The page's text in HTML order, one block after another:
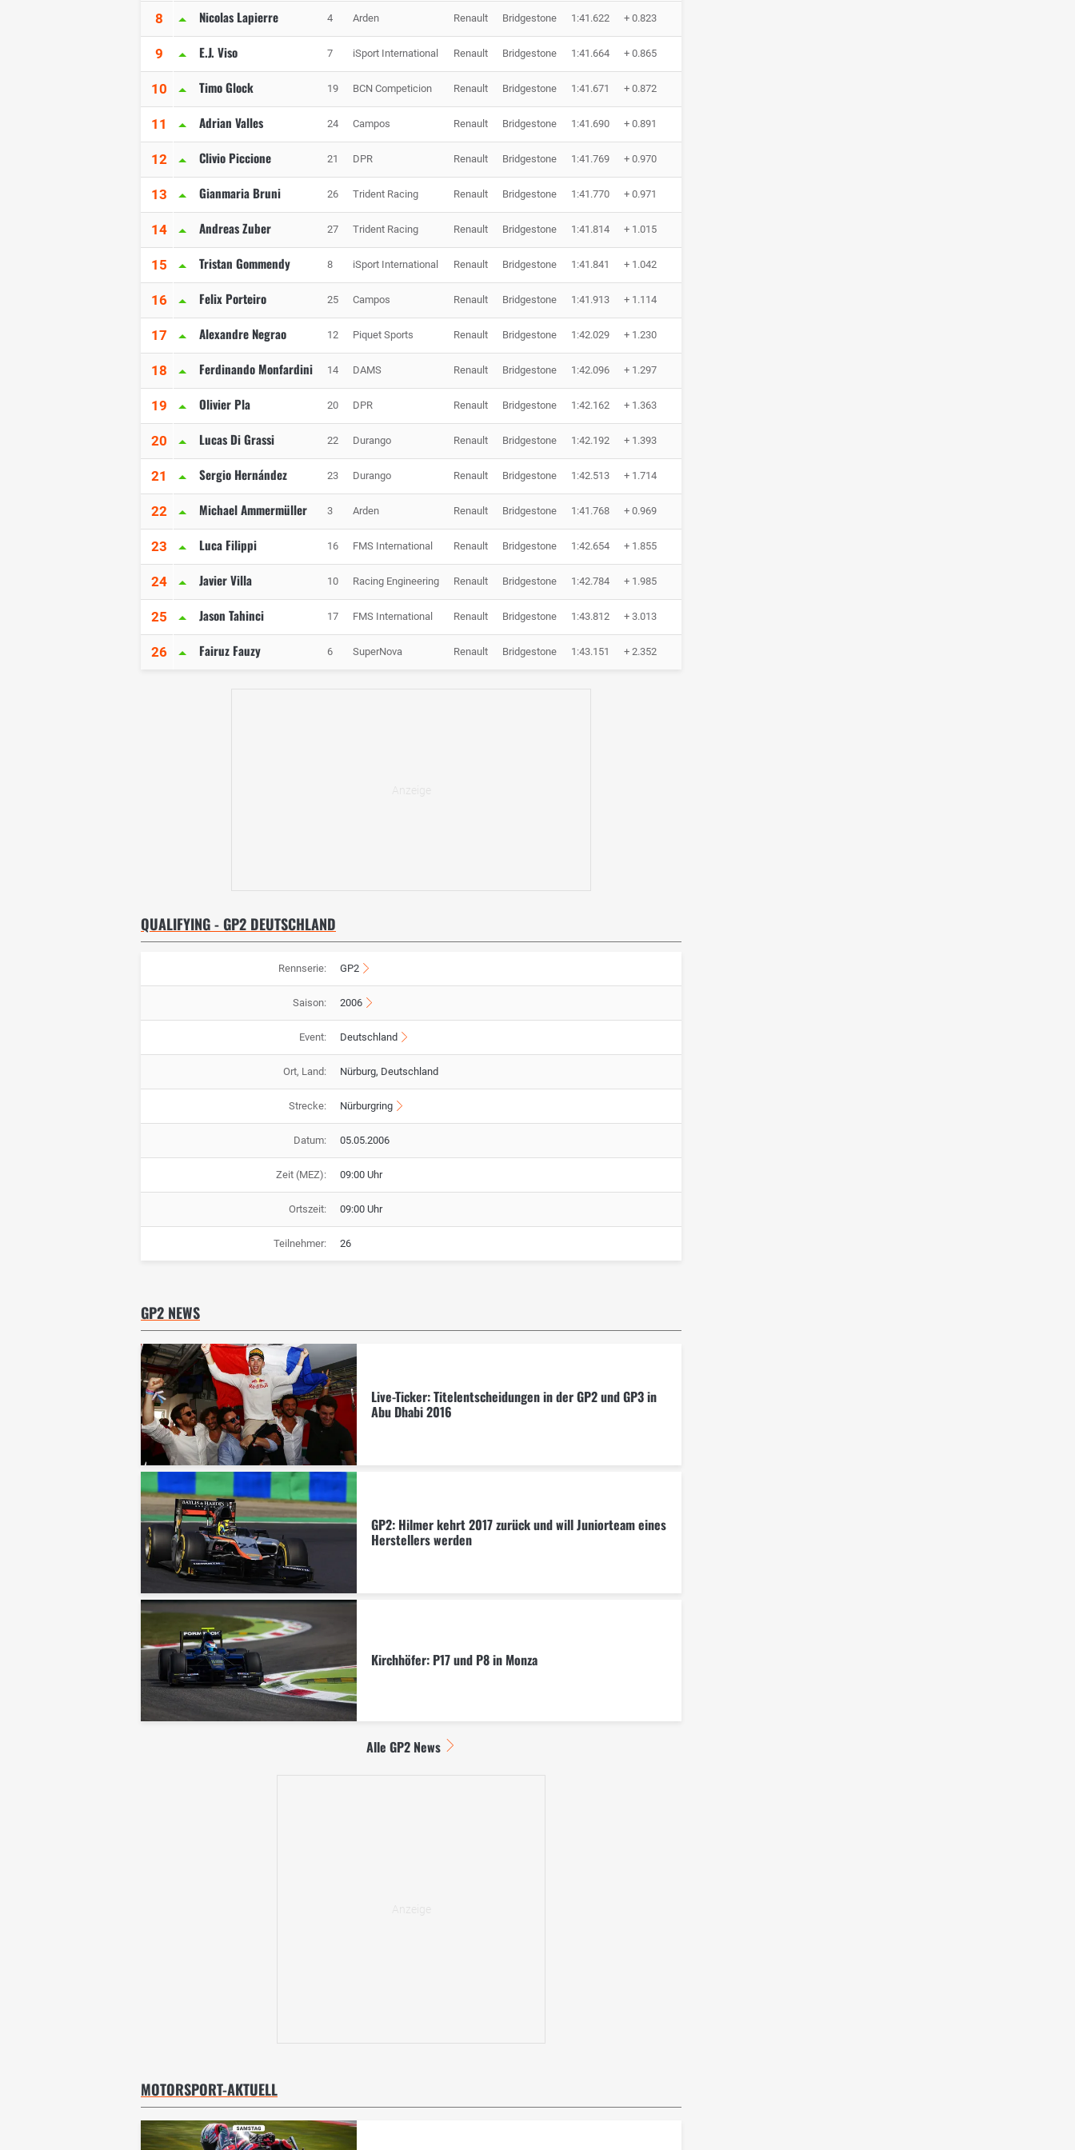
8 Nicolas Lapierre 4 Arden Renault Bridgestone 1:41.622 + 0.823
9 E.J. Viso 7 iSport International Renault Bridgestone 1:41.664 + 0.865
10 Timo Glock 19 BCN Competicion Renault Bridgestone 1:41.671 + 0.872
11 Adrian Valles 24 Campos Renault Bridgestone 1:41.690 + 0.891
12 Clivio Piccione 21 DPR Renault Bridgestone 1:41.769 + 0.970
13 Gianmaria Bruni 26 Trident Racing Renault Bridgestone 1:41.770 + 0.971
14 Andreas Zuber 27 Trident Racing Renault Bridgestone 1:41.814 + 1.015
15 Tristan Gommendy 8 iSport International Renault Bridgestone 1:41.841 + 1.042
16 Felix Porteiro 25 Campos Renault Bridgestone 1:41.913 + 1.114
17 Alexandre Negrao 12 Piquet Sports Renault Bridgestone 1:42.029 + 1.230
18 Ferdinando Monfardini 14 DAMS Renault Bridgestone 1:42.096 + 1.297
19 Olivier Pla 20 DPR Renault Bridgestone 1:42.162 + 1.363
20 Lucas Di Grassi 22 Durango Renault Bridgestone 1:42.192 + 1.393
21 Sergio Hernández 23 Durango Renault Bridgestone 1:42.513 + 1.714
22 Michael Ammermüller 3 Arden Renault Bridgestone 1:41.768 + 0.969
23 Luca Filippi 16 FMS International Renault Bridgestone 1:42.654 + 1.855
24 Javier Villa 10 Racing Engineering Renault Bridgestone 1:42.784 + 1.985
25 Jason Tahinci 17 FMS International Renault Bridgestone 1:43.812 + 3.013
26 Fairuz Fauzy 6 SuperNova Renault Bridgestone 1:43.151 + 2.352
QUALIFYING - GP2 DEUTSCHLAND
Rennserie: GP2
Saison: 2006
Event: Deutschland
Ort, Land: Nürburg, Deutschland
Strecke: Nürburgring
Datum: 05.05.2006
Zeit (MEZ): 09:00 Uhr
Ortszeit: 09:00 Uhr
Teilnehmer: 26
GP2 NEWS
Live-Ticker: Titelentscheidungen in der GP2 und GP3 in
Abu Dhabi 2016
GP2: Hilmer kehrt 2017 zurück und will Juniorteam eines
Herstellers werden
Kirchhöfer: P17 und P8 in Monza
Alle GP2 News
MOTORSPORT-AKTUELL